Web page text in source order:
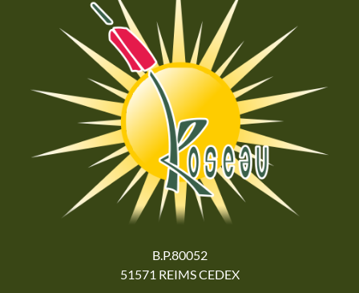
B.P.80052
51571 REIMS CEDEX